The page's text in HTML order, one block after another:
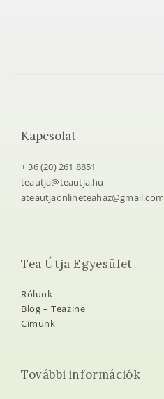
Kapcsolat
+ 36 (20) 261 8851
teautja@teautja.hu
ateautjaonlineteahaz@gmail.com
Tea Útja Egyesület
Rólunk
Blog – Teazine
Címünk
További információk